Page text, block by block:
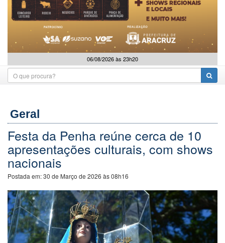
06/08/2026 às 23h20
Geral
Festa da Penha reúne cerca de 10
apresentações culturais, com shows
nacionais
Postada em:30 de Março de 2026 às 08h16